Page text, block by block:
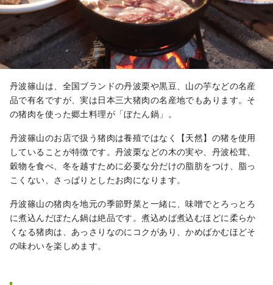
丹波篠山は、全国ブランドの丹波栗や黒豆、山の芋などの名産
品で有名ですが、実は日本三大猪肉の名産地でもあります。そ
の猪肉を使った郷土料理が「ぼたん鍋」。
丹波篠山のお店で扱う猪肉は養殖ではなく【天然】の猪を使用
していることが特徴です。丹波栗などの木の実や、丹波松茸、
穀物を食べ、冬を越すために必要な分だけの脂肪をつけ、脂っ
こくない、さっぱりとしたお肉になります。
丹波篠山の猪肉を地元の季節野菜と一緒に、味噌でとろっとろ
に煮込んだぼたん鍋は絶品です。煮込めば煮込むほどに柔らか
くなる猪肉は、あっさりなのにコクがあり、かめばかむほどそ
の味わいを楽しめます。